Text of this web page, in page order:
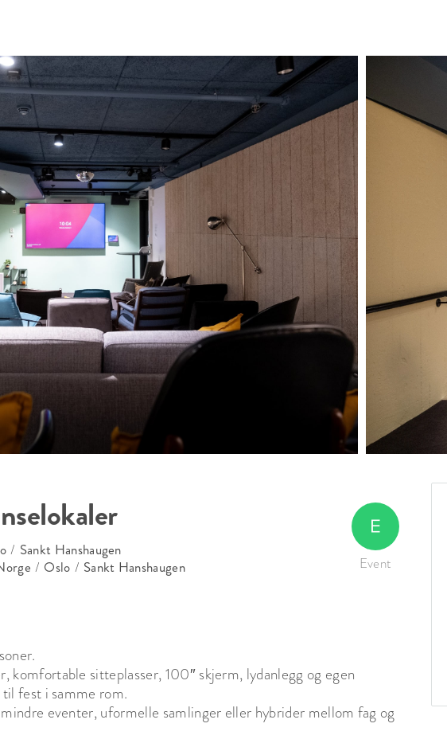
/ Sankt Hanshaugen
/ Oslo / Sankt Hanshaugen Event
komfortable sitteplasser, 100″ skjerm, lydanlegg og egen
fest i samme rom.
eventer, uformelle samlinger eller hybrider mellom fag og